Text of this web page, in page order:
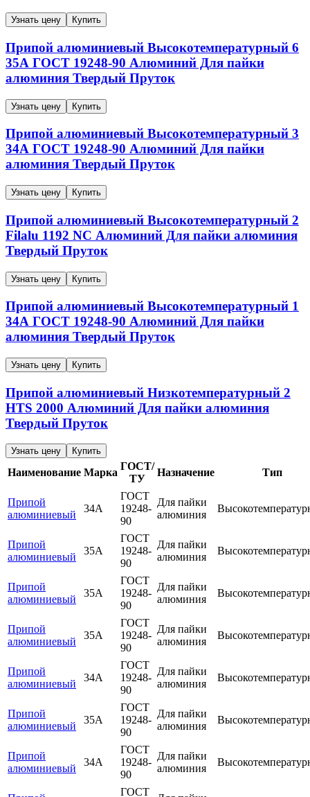
Узнать цену Купить
Припой алюминиевый Высокотемпературный 6
35А ГОСТ 19248-90 Алюминий Для пайки
алюминия Твердый Пруток
Узнать цену Купить
Припой алюминиевый Высокотемпературный 3
34А ГОСТ 19248-90 Алюминий Для пайки
алюминия Твердый Пруток
Узнать цену Купить
Припой алюминиевый Высокотемпературный 2
Filalu 1192 NC Алюминий Для пайки алюминия
Твердый Пруток
Узнать цену Купить
Припой алюминиевый Высокотемпературный 1
34А ГОСТ 19248-90 Алюминий Для пайки
алюминия Твердый Пруток
Узнать цену Купить
Припой алюминиевый Низкотемпературный 2
HTS 2000 Алюминий Для пайки алюминия
Твердый Пруток
Узнать цену Купить
Наименование Марка
ГОСТ/
ТУ
Назначение Тип
Припой
алюминиевый
34А
ГОСТ
19248-
90
Для пайки
алюминия
Припой
алюминиевый
35А
ГОСТ
19248-
90
Для пайки
алюминия
Припой
алюминиевый
35А
ГОСТ
19248-
90
Для пайки
алюминия
Припой
алюминиевый
35А
ГОСТ
19248-
90
Для пайки
алюминия
Припой
алюминиевый
34А
ГОСТ
19248-
90
Для пайки
алюминия
Припой
алюминиевый
35А
ГОСТ
19248-
90
Для пайки
алюминия
Припой
алюминиевый
34А
ГОСТ
19248-
90
Для пайки
алюминия
ГОСТ